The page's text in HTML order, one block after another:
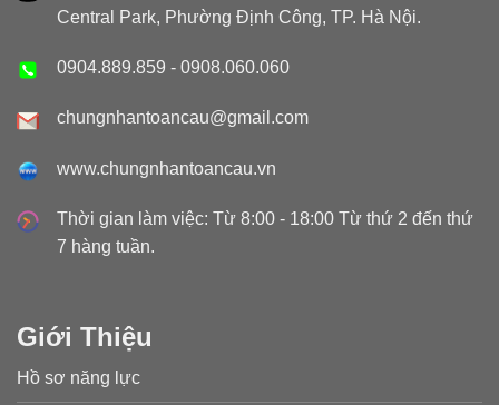
Central Park, Phường Định Công, TP. Hà Nội.
0904.889.859 - 0908.060.060
chungnhantoancau@gmail.com
www.chungnhantoancau.vn
Thời gian làm việc: Từ 8:00 - 18:00 Từ thứ 2 đến thứ
7 hàng tuần.
Giới Thiệu
Hồ sơ năng lực